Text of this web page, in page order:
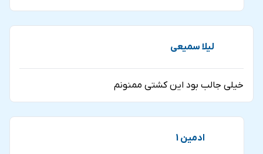
لیلا سمیعی
خیلی جالب بود این کشتی ممنونم
ادمین 1